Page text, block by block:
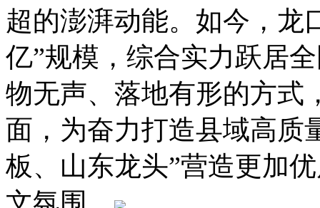
超的澎湃动能。如今，龙
亿”规模，综合实力跃居
物无声、落地有形的方式
面，为奋力打造县域高质
板、山东龙头”营造更加